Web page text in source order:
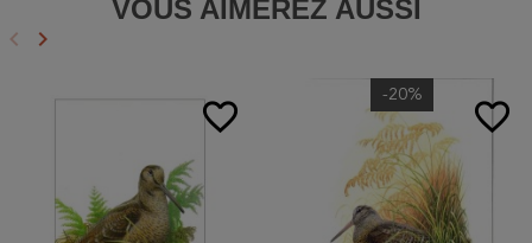
VOUS AIMEREZ AUSSI
Précédent
keyboard_arrow_left Suivant
keyboard_arrow_right
favorite_border favorite_border
-20%